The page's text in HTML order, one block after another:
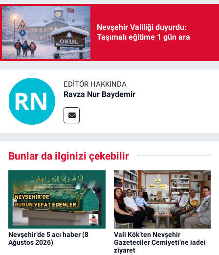
Nevşehir Valiliği duyurdu:
Taşımalı eğitime 1 gün ara
EDITÖR HAKKINDA
Ravza Nur Baydemir
Bunlar da ilginizi çekebilir
Nevşehir’de 5 acı haber (8
Ağustos 2026)
Vali Kök’ten Nevşehir
Gazeteciler Cemiyeti’ne iadei
ziyaret